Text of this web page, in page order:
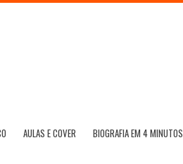
AULAS E COVER BIOGRAFIA EM 4 MINUTOS